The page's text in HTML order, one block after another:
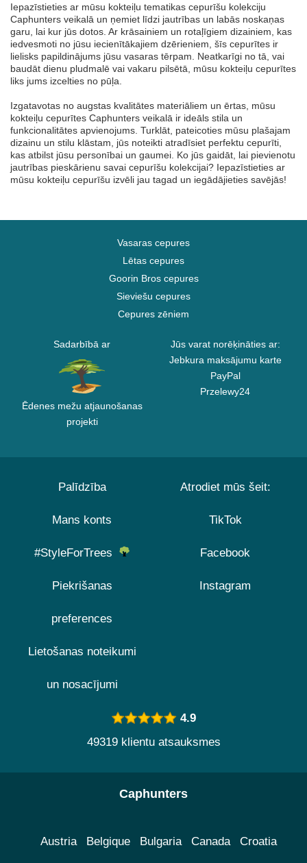
Iepazīstieties ar mūsu kokteiļu tematikas cepurīšu kolekciju
Caphunters veikalā un ņemiet līdzi jautrības un labās noskaņas
garu, lai kur jūs dotos. Ar krāsainiem un rotaļīgiem dizainiem, kas
iedvesmoti no jūsu iecienītākajiem dzērieniem, šīs cepurītes ir
lielisks papildinājums jūsu vasaras tērpam. Neatkarīgi no tā, vai
baudāt dienu pludmalē vai vakaru pilsētā, mūsu kokteiļu cepurītes
liks jums izcelties no pūļa.
Izgatavotas no augstas kvalitātes materiāliem un ērtas, mūsu
kokteiļu cepurītes Caphunters veikalā ir ideāls stila un
funkcionalitātes apvienojums. Turklāt, pateicoties mūsu plašajam
dizainu un stilu klāstam, jūs noteikti atradīsiet perfektu cepurīti,
kas atbilst jūsu personībai un gaumei. Ko jūs gaidāt, lai pievienotu
jautrības pieskārienu savai cepurīšu kolekcijai? Iepazīstieties ar
mūsu kokteiļu cepurīšu izvēli jau tagad un iegādājieties savējās!
Vasaras cepures
Lētas cepures
Goorin Bros cepures
Sieviešu cepures
Cepures zēniem
Sadarbībā ar
Ēdenes mežu atjaunošanas
projekti
Jūs varat norēķināties ar:
Jebkura maksājumu karte
PayPal
Przelewy24
Palīdzība
Mans konts
#StyleForTrees
Piekrišanas
preferences
Lietošanas noteikumi
un nosacījumi
Atrodiet mūs šeit:
TikTok
Facebook
Instagram
4.9
49319 klientu atsauksmes
Caphunters
Austria Belgique Bulgaria Canada Croatia